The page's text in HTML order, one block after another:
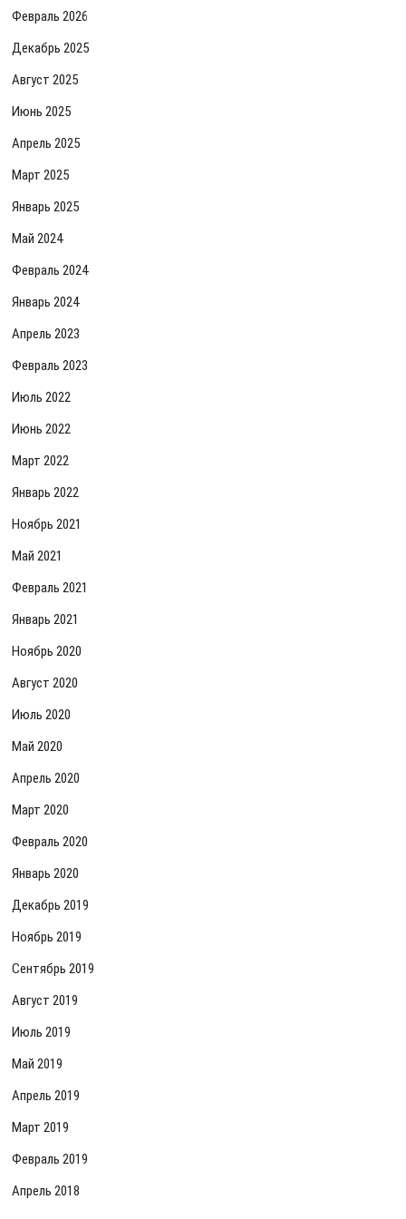
Февраль 2026
Декабрь 2025
Август 2025
Июнь 2025
Апрель 2025
Март 2025
Январь 2025
Май 2024
Февраль 2024
Январь 2024
Апрель 2023
Февраль 2023
Июль 2022
Июнь 2022
Март 2022
Январь 2022
Ноябрь 2021
Май 2021
Февраль 2021
Январь 2021
Ноябрь 2020
Август 2020
Июль 2020
Май 2020
Апрель 2020
Март 2020
Февраль 2020
Январь 2020
Декабрь 2019
Ноябрь 2019
Сентябрь 2019
Август 2019
Июль 2019
Май 2019
Апрель 2019
Март 2019
Февраль 2019
Апрель 2018